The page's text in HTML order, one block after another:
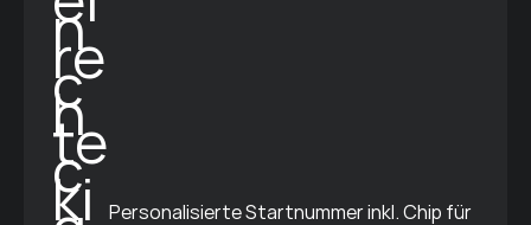
Personalisierte Startnummer inkl. Chip für